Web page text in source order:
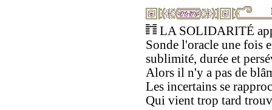
LA SOLIDARITÉ
Sonde l'oracle une fois
sublimité, durée et
Alors il n'y a pas de
Les incertains se
Qui vient trop tard